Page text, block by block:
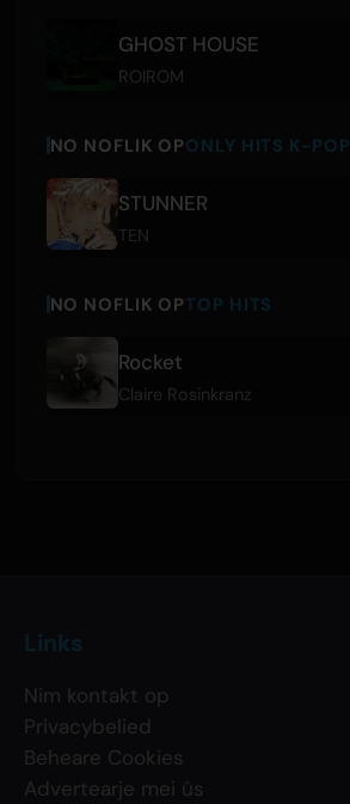
GHOST HOUSE
ROIROM
NO NOFLIK OPONLY HITS K-POP
STUNNER
TEN
NO NOFLIK OPTOP HITS
Rocket
Claire Rosinkranz
Links
Nim kontakt op
Privacybelied
Beheare Cookies
Advertearje mei ús